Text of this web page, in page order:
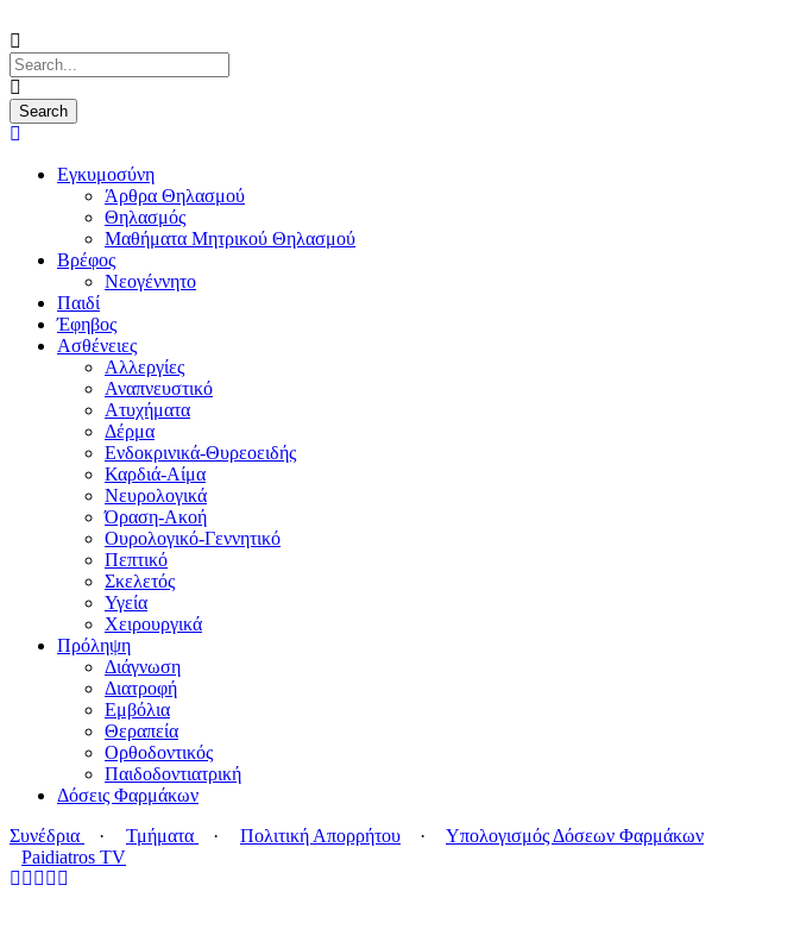
Εγκυμοσύνη
Άρθρα Θηλασμού
Θηλασμός
Μαθήματα Μητρικού Θηλασμού
Βρέφος
Νεογέννητο
Παιδί
Έφηβος
Ασθένειες
Αλλεργίες
Αναπνευστικό
Ατυχήματα
Δέρμα
Ενδοκρινικά-Θυρεοειδής
Καρδιά-Αίμα
Νευρολογικά
Όραση-Ακοή
Ουρολογικό-Γεννητικό
Πεπτικό
Σκελετός
Υγεία
Χειρουργικά
Πρόληψη
Διάγνωση
Διατροφή
Εμβόλια
Θεραπεία
Ορθοδοντικός
Παιδοδοντιατρική
Δόσεις Φαρμάκων
Συνέδρια
· Τμήματα · Πολιτική Απορρήτου ·
Υπολογισμός Δόσεων Φαρμάκων
Paidiatros TV